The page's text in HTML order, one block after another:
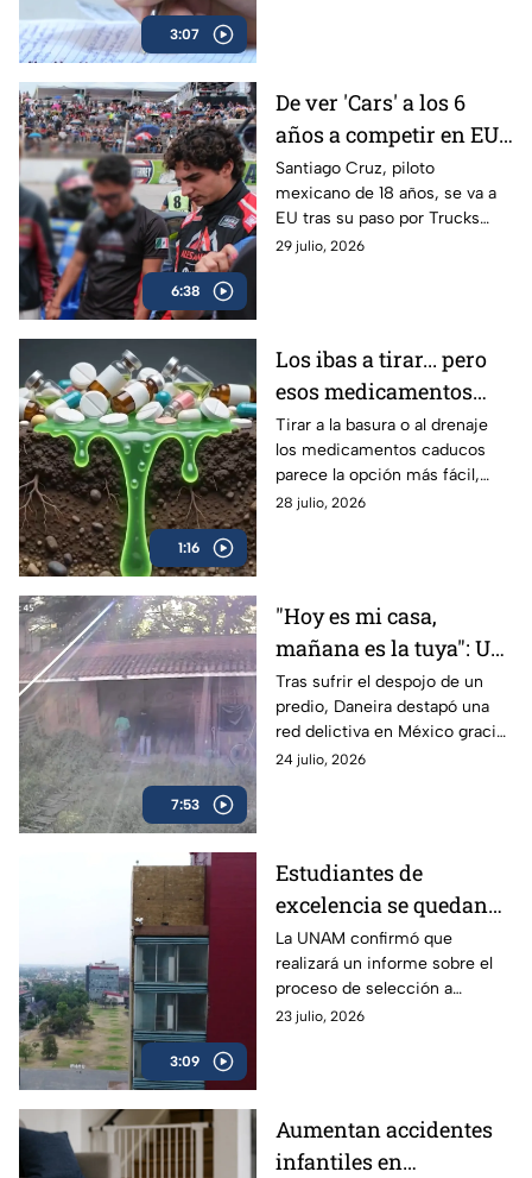
3:07
6:38
De ver 'Cars' a los 6
años a competir en EU:
Santiago Cruz, el piloto
de 18 años que va tras
la NASCAR
Santiago Cruz, piloto
mexicano de 18 años, se va a
EU tras su paso por Trucks
México Series para acercarse a
29 julio, 2026
1:16
Los ibas a tirar... pero
esos medicamentos
caducos pueden hacer
más daño del que
imaginas
Tirar a la basura o al drenaje
los medicamentos caducos
parece la opción más fácil,
pero hacerlo puede
28 julio, 2026
7:53
"Hoy es mi casa,
mañana es la tuya": Un
despojo destapó la red
delictiva
Tras sufrir el despojo de un
predio, Daneira destapó una
red delictiva en México gracias
a la unión de vecinos y pese al
24 julio, 2026
3:09
Estudiantes de
excelencia se quedan
sin un lugar para
cursar la universidad
La UNAM confirmó que
realizará un informe sobre el
proceso de selección a
licenciatura, a fin de aclarar el
23 julio, 2026
Aumentan accidentes
infantiles en